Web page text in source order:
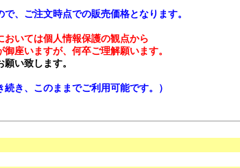
、ご注文時点での販売価格となります。
いては個人情報保護の観点から
いますが、何卒ご理解願います。
い致します。
き、このままでご利用可能です。）